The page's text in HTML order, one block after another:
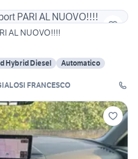
AL NUOVO!!!!
Hybrid Diesel
Automatico
FRANCESCO